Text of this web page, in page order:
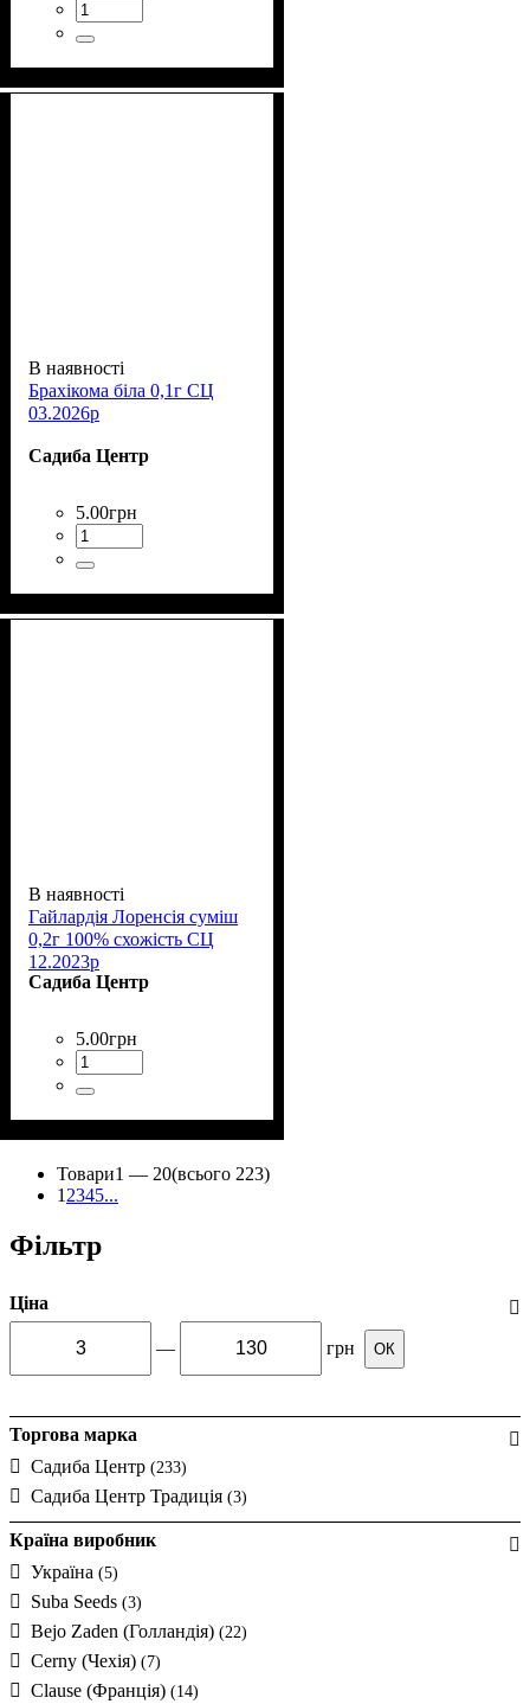
В наявності
Брахікома біла 0,1г СЦ
03.2026р
Садиба Центр
5.00грн
В наявності
Гайлардія Лоренсія суміш
0,2г 100% схожість СЦ
12.2023р
Садиба Центр
5.00грн
Товари1 — 20(всього 223)
1 2345...
Фільтр
Ціна
— грн ОК
Торгова марка
Садиба Центр (233)
Садиба Центр Традиція (3)
Країна виробник
Україна (5)
Suba Seeds (3)
Bejo Zaden (Голландія) (22)
Cerny (Чехія) (7)
Clause (Франція) (14)